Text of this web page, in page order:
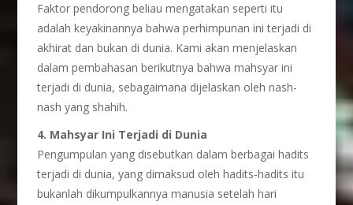
Faktor pendorong beliau mengatakan seperti itu
adalah keyakinannya bahwa perhimpunan ini terjadi di
akhirat dan bukan di dunia. Kami akan menjelaskan
dalam pembahasan berikutnya bahwa mahsyar ini
terjadi di dunia, sebagaimana dijelaskan oleh nash-
nash yang shahih.
4. Mahsyar Ini Terjadi di Dunia
Pengumpulan yang disebutkan dalam berbagai hadits
terjadi di dunia, yang dimaksud oleh hadits-hadits itu
bukanlah dikumpulkannya manusia setelah hari